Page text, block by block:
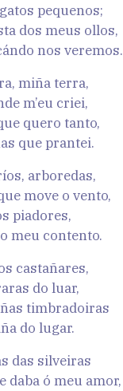
pequenos;
dos meus ollos,
nos veremos.
miña terra,
m’eu criei,
quero tanto,
que prantei.
arboredas,
move o vento,
piadores,
meu contento.
castañares,
do luar,
timbradoiras
do lugar.
das silveiras
daba ó meu amor,